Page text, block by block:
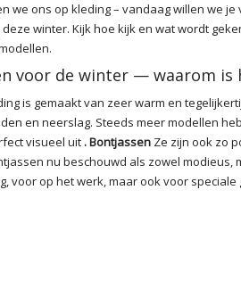
we ons op kleding – vandaag willen we
winter. Kijk hoe kijk en wat wordt
voor de winter — waarom is
is gemaakt van zeer warm en
en neerslag. Steeds meer modellen
visueel uit . Bontjassen Ze zijn ook zo
nu beschouwd als zowel modieus,
voor op het werk, maar ook voor